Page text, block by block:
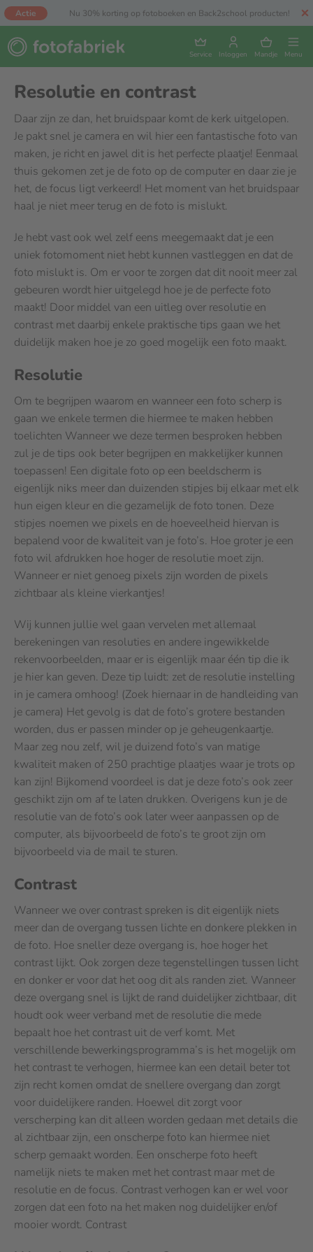
Actie Nu 30% korting op fotoboeken en Back2school producten!
Service Inloggen Mandje Menu
Resolutie en contrast
Daar zijn ze dan, het bruidspaar komt de kerk uitgelopen.
Je pakt snel je camera en wil hier een fantastische foto van
maken, je richt en jawel dit is het perfecte plaatje! Eenmaal
thuis gekomen zet je de foto op de computer en daar zie je
het, de focus ligt verkeerd! Het moment van het bruidspaar
haal je niet meer terug en de foto is mislukt.
Je hebt vast ook wel zelf eens meegemaakt dat je een
uniek fotomoment niet hebt kunnen vastleggen en dat de
foto mislukt is. Om er voor te zorgen dat dit nooit meer zal
gebeuren wordt hier uitgelegd hoe je de perfecte foto
maakt! Door middel van een uitleg over resolutie en
contrast met daarbij enkele praktische tips gaan we het
duidelijk maken hoe je zo goed mogelijk een foto maakt.
Resolutie
Om te begrijpen waarom en wanneer een foto scherp is
gaan we enkele termen die hiermee te maken hebben
toelichten Wanneer we deze termen besproken hebben
zul je de tips ook beter begrijpen en makkelijker kunnen
toepassen! Een digitale foto op een beeldscherm is
eigenlijk niks meer dan duizenden stipjes bij elkaar met elk
hun eigen kleur en die gezamelijk de foto tonen. Deze
stipjes noemen we pixels en de hoeveelheid hiervan is
bepalend voor de kwaliteit van je foto’s. Hoe groter je een
foto wil afdrukken hoe hoger de resolutie moet zijn.
Wanneer er niet genoeg pixels zijn worden de pixels
zichtbaar als kleine vierkantjes!
Wij kunnen jullie wel gaan vervelen met allemaal
berekeningen van resoluties en andere ingewikkelde
rekenvoorbeelden, maar er is eigenlijk maar één tip die ik
je hier kan geven. Deze tip luidt: zet de resolutie instelling
in je camera omhoog! (Zoek hiernaar in de handleiding van
je camera) Het gevolg is dat de foto’s grotere bestanden
worden, dus er passen minder op je geheugenkaartje.
Maar zeg nou zelf, wil je duizend foto’s van matige
kwaliteit maken of 250 prachtige plaatjes waar je trots op
kan zijn! Bijkomend voordeel is dat je deze foto’s ook zeer
geschikt zijn om af te laten drukken. Overigens kun je de
resolutie van de foto’s ook later weer aanpassen op de
computer, als bijvoorbeeld de foto’s te groot zijn om
bijvoorbeeld via de mail te sturen.
Contrast
Wanneer we over contrast spreken is dit eigenlijk niets
meer dan de overgang tussen lichte en donkere plekken in
de foto. Hoe sneller deze overgang is, hoe hoger het
contrast lijkt. Ook zorgen deze tegenstellingen tussen licht
en donker er voor dat het oog dit als randen ziet. Wanneer
deze overgang snel is lijkt de rand duidelijker zichtbaar, dit
houdt ook weer verband met de resolutie die mede
bepaalt hoe het contrast uit de verf komt. Met
verschillende bewerkingsprogramma’s is het mogelijk om
het contrast te verhogen, hiermee kan een detail beter tot
zijn recht komen omdat de snellere overgang dan zorgt
voor duidelijkere randen. Hoewel dit zorgt voor
verscherping kan dit alleen worden gedaan met details die
al zichtbaar zijn, een onscherpe foto kan hiermee niet
scherp gemaakt worden. Een onscherpe foto heeft
namelijk niets te maken met het contrast maar met de
resolutie en de focus. Contrast verhogen kan er wel voor
zorgen dat een foto na het maken nog duidelijker en/of
mooier wordt. Contrast